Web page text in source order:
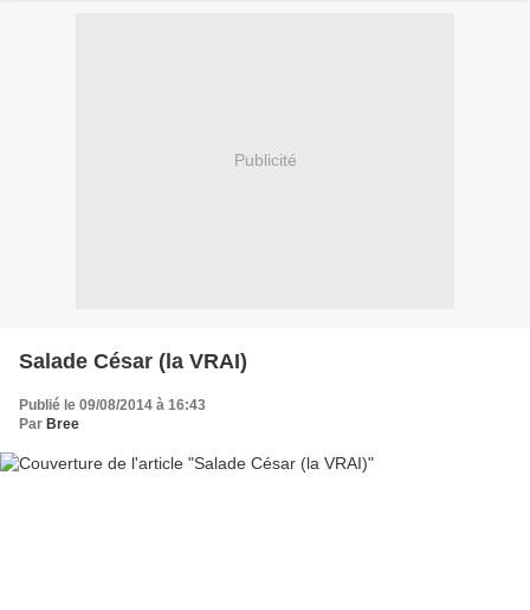
Publicité
Salade César (la VRAI)
Publié le 09/08/2014 à 16:43
Par Bree